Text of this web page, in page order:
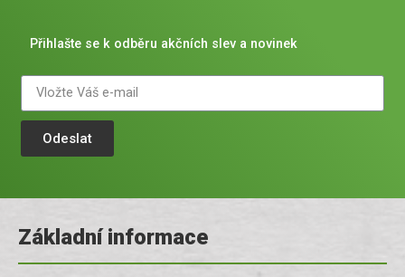
Přihlašte se k odběru akčních slev a novinek
Odeslat
Základní informace